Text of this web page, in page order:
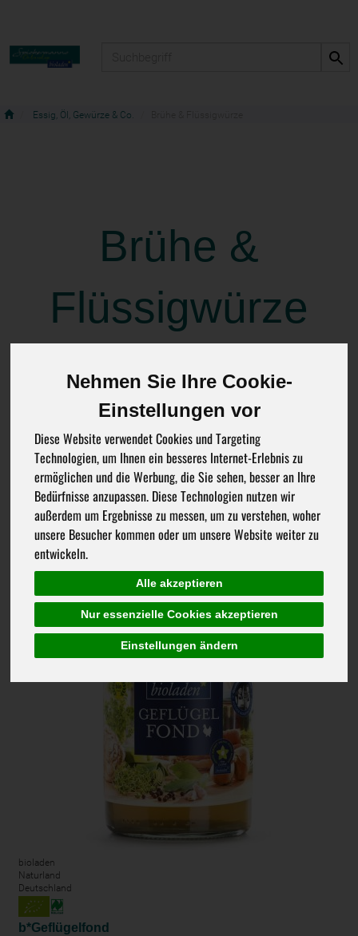
Nehmen Sie Ihre Cookie-
Einstellungen vor
Diese Website verwendet Cookies und Targeting
Technologien, um Ihnen ein besseres Internet-Erlebnis zu
ermöglichen und die Werbung, die Sie sehen, besser an Ihre
Bedürfnisse anzupassen. Diese Technologien nutzen wir
außerdem um Ergebnisse zu messen, um zu verstehen, woher
unsere Besucher kommen oder um unsere Website weiter zu
entwickeln.
Alle akzeptieren
Nur essenzielle Cookies akzeptieren
Einstellungen ändern
Essig, Öl, Gewürze & Co.
Brühe &
Flüssigwürze
56 von 4797
Hersteller Ernährung Allergene
bioladen
Naturland
Deutschland
b*Geflügelfond